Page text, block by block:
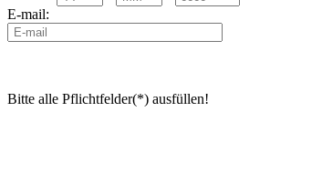
E-mail:
Bitte alle Pflichtfelder(*) ausfüllen!